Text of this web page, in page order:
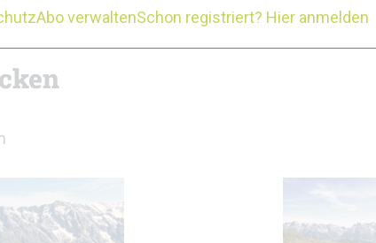
von Maria Alm für Spannung gesorgt,
Abo verwaltenSchon registriert? Hier anmelden